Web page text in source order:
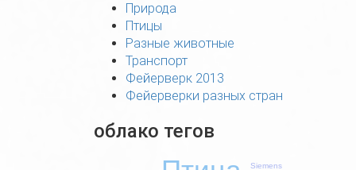
Природа
Птицы
Разные животные
Транспорт
Фейерверк 2013
Фейерверки разных стран
облако тегов
Siemens